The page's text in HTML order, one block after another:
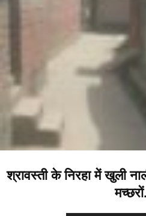
श्रावस्ती के निरहा में खुली